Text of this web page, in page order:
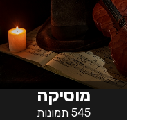
מוסיקה
545 תמונות